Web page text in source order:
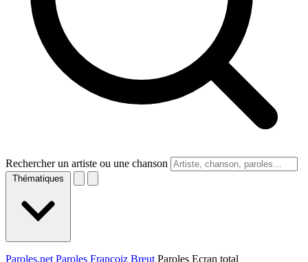
Rechercher un artiste ou une chanson
Thématiques
Paroles.net Paroles Françoiz Breut Paroles Ecran total